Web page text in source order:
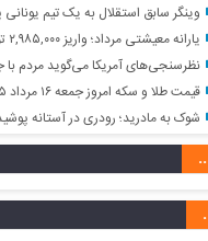
وینگر سابق استقلال به یک تیم
یارانه معیشتی مرداد؛ واریز ۲,۹۸۵,۰۰۰ تومان برای خانواده های خیلی کم جمعیت در این ماه
نظرسنجی‌های آمریکا می‌گوید مردم با
قیمت طلا و سکه امروز جمعه ۱۶ مرداد ۱۴۰۵ +جدول
شوک به مادرید؛ رودری در آستانه
..
.